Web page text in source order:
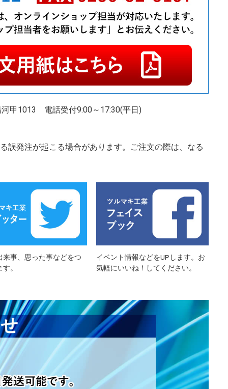
甲1013 電話受付9:00～17:30(平日)
誤発注が起こる場合があります。ご注文の際は、なる
来事、思った事などをつ
。
イベント情報などをUPします。お
気軽にいいね！してください。